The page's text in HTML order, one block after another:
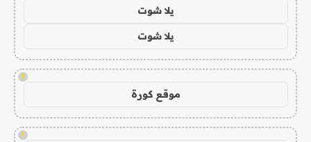
يلا شوت
يلا شوت
!
موقع كورة
!